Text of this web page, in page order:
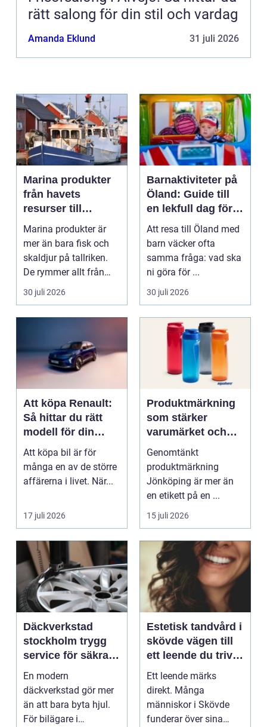
rätt salong för din stil och vardag
Amanda Eklund 31 juli 2026
Marina produkter
från havets
resurser till
hållbara
upplevelser
Marina produkter är
mer än bara fisk och
skaldjur på tallriken.
De rymmer allt från
mat och hälsa ti...
30 juli 2026
Barnaktiviteter på
Öland: Guide till
en lekfull dag för
hela familjen
Att resa till Öland med
barn väcker ofta
samma fråga: vad ska
ni göra för ...
30 juli 2026
Att köpa Renault:
Så hittar du rätt
modell för din
vardag
Att köpa bil är för
många en av de större
affärerna i livet. När...
17 juli 2026
Produktmärkning
som stärker
varumärket och
förenklar vardagen
Genomtänkt
produktmärkning
Jönköping är mer än
en etikett på en ...
15 juli 2026
Däckverkstad
stockholm trygg
service för säkra
mil året runt
En modern
däckverkstad gör mer
än att bara byta hjul.
För bilägare i
Estetisk tandvård i
skövde vägen till
ett leende du trivs
med
Ett leende märks
direkt. Många
människor i Skövde
funderar över sina